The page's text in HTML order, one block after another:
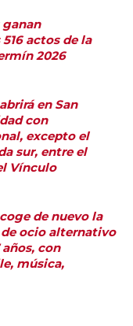
actos de la
2026
en San
con
excepto el
sur, entre el
Vínculo
de nuevo la
de ocio alternativo
años, con
música,